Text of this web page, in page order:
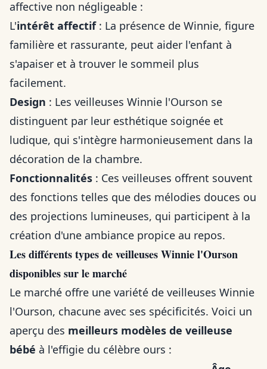
affective non négligeable :
L'intérêt affectif: La présence de Winnie, figure
familière et rassurante, peut aider l'enfant à
s'apaiser et à trouver le sommeil plus
facilement.
Design : Les veilleuses Winnie l'Ourson se
distinguent par leur esthétique soignée et
ludique, qui s'intègre harmonieusement dans la
décoration de la chambre.
Fonctionnalités : Ces veilleuses offrent souvent
des fonctions telles que des mélodies douces ou
des projections lumineuses, qui participent à la
création d'une ambiance propice au repos.
Les différents types de veilleuses Winnie l'Ourson
disponibles sur le marché
Le marché offre une variété de veilleuses Winnie
l'Ourson, chacune avec ses spécificités. Voici un
aperçu des meilleurs modèles de veilleuse
bébé à l'effigie du célèbre ours :